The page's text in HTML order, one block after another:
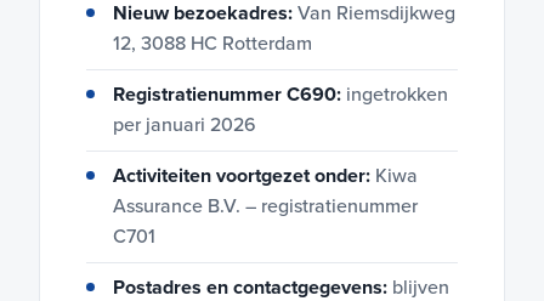
Nieuw bezoekadres: Van Riemsdijkweg
12, 3088 HC Rotterdam
Registratienummer C690: ingetrokken
per januari 2026
Activiteiten voortgezet onder: Kiwa
Assurance B.V. – registratienummer
C701
Postadres en contactgegevens: blijven